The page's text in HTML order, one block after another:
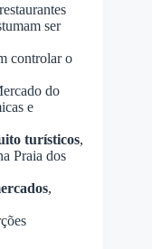
ser
controlar o
do
e
turísticos,
Praia dos
,